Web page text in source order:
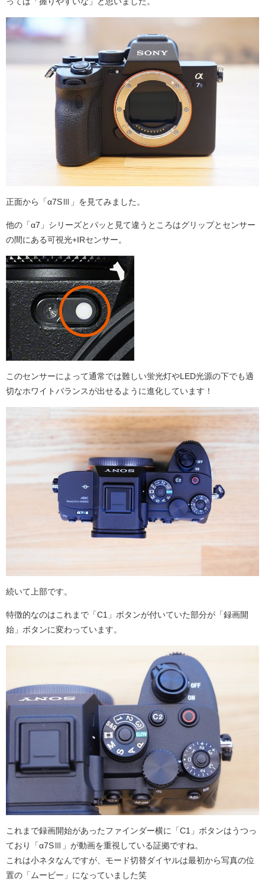
正面から「α7SⅢ」を見てみました。
他の「α7」シリーズとパッと見て違うところはグリップとセンサー
の間にある可視光+IRセンサー。
このセンサーによって通常では難しい蛍光灯やLED光源の下でも適
切なホワイトバランスが出せるように進化しています！
続いて上部です。
特徴的なのはこれまで「C1」ボタンが付いていた部分が「録画開
始」ボタンに変わっています。
これまで録画開始があったファインダー横に「C1」ボタンはうつっ
ており「α7SⅢ」が動画を重視している証拠ですね。
これは小ネタなんですが、モード切替ダイヤルは最初から写真の位
置の「ムービー」になっていました笑